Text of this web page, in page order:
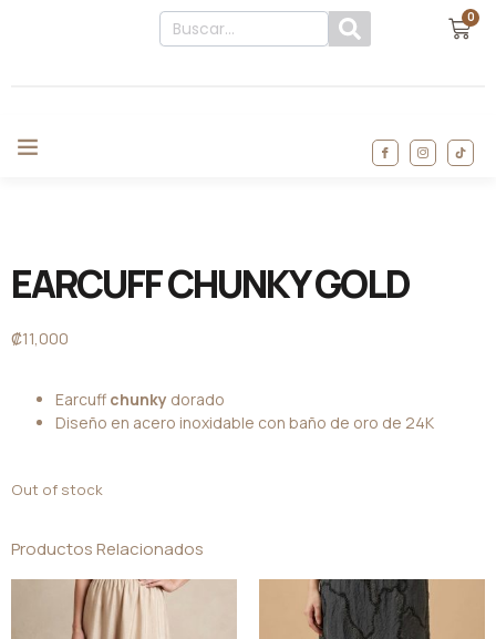
0
EARCUFF CHUNKY GOLD
₡11,000
Earcuff chunky dorado
Diseño en acero inoxidable con baño de oro de 24K
Out of stock
Productos Relacionados